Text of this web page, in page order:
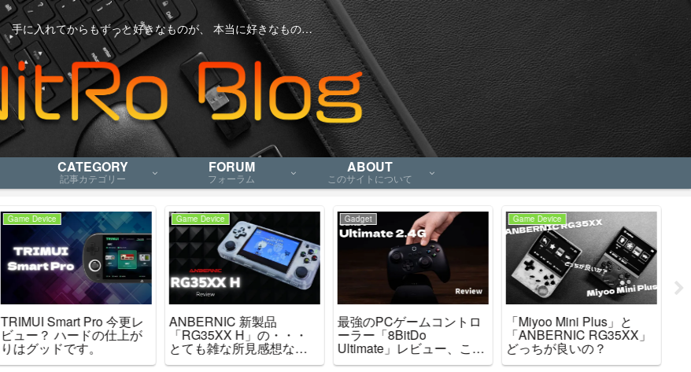
手に入れてからもずっと好きなものが、 本当に好きなもの…
CATEGORY
記事カテゴリー
FORUM
フォーラム
ABOUT
このサイトについて
Game Device
ANBERNIC 新製品
「RG35XX H」の・・・
とても雑な所見感想など
をお知らせします
Gadget
最強のPCゲームコントロ
ーラー「8BitDo
Ultimate」レビュー、これ
で間違いなし
Game Device
「Miyoo Mini Plus」と
「ANBERNIC RG35XX」
どっちが良いの？
Game Device
「RG505 VS Retroid
Pocket3+」 結局どっちが
良いんだい？僕の結論を
書いておきます。